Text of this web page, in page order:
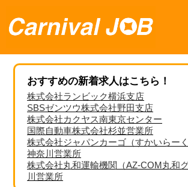
おすすめの新着求人はこちら！
株式会社ランビック横浜支店
SBSゼンツウ株式会社野田支店
株式会社カクヤス南東京センター
国際自動車株式会社杉並営業所
株式会社ジャパンカーゴ（すかいらーく
神奈川営業所
株式会社丸和運輸機関（AZ-COM丸和
川営業所